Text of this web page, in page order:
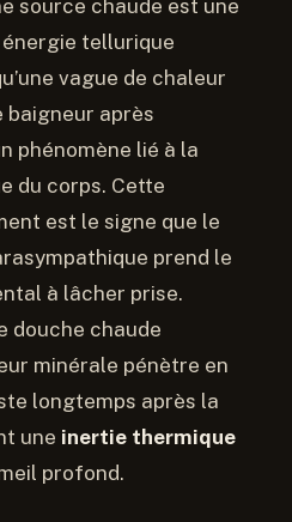
source chaude est une
tellurique
vague de chaleur
baigneur après
phénomène lié à la
du corps. Cette
est le signe que le
prend le
à lâcher prise.
douche chaude
minérale pénètre en
longtemps après la
une inertie thermique
profond.